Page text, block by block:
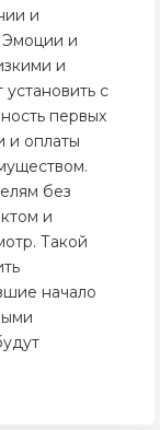
и
Эмоции и
и
с
первых
и оплаты
без
и
Такой
начало